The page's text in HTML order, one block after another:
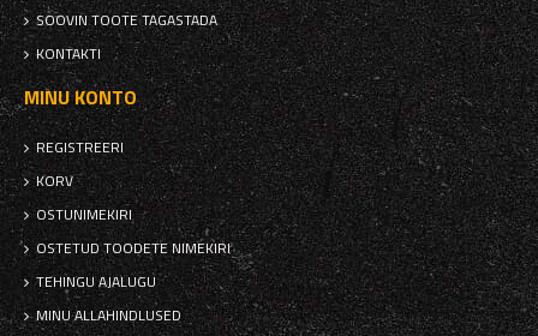
SOOVIN TOOTE TAGASTADA
KONTAKTI
MINU KONTO
REGISTREERI
KORV
OSTUNIMEKIRI
OSTETUD TOODETE NIMEKIRI
TEHINGU AJALUGU
MINU ALLAHINDLUSED